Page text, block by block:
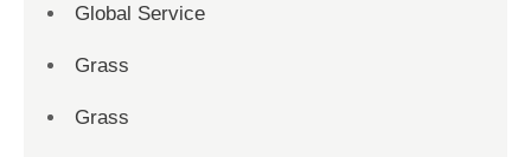
Global Service
Grass
Grass